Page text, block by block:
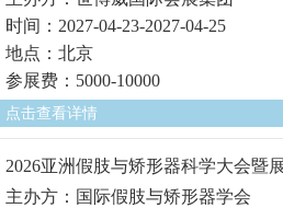
时间：2027-04-23-2027-04-25
地点：北京
参展费：5000-10000
点击查看详情
2026亚洲假肢与矫形器科学大会暨
主办方：国际假肢与矫形器学会